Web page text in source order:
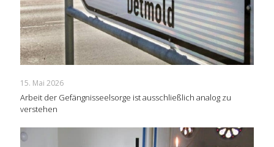
15. Mai 2026
Arbeit der Gefängnisseelsorge ist ausschließlich analog zu
verstehen